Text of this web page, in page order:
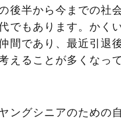
後半から今までの社
でもあります。かく
間であり、最近引退
えることが多くなっ
ングシニアのための